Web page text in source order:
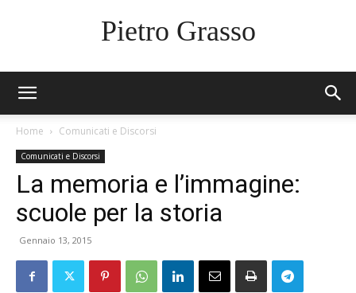
Pietro Grasso
Home Comunicati e Discorsi
Comunicati e Discorsi
La memoria e l’immagine:
scuole per la storia
Gennaio 13, 2015